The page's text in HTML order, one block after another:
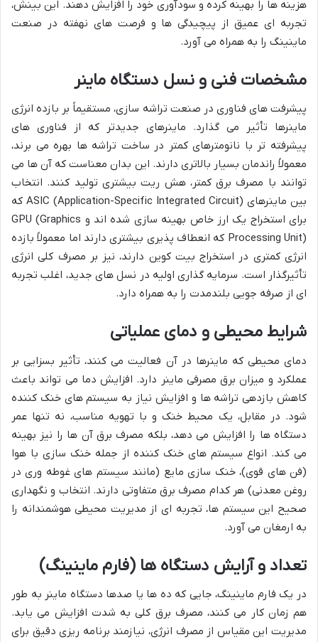
هزینه ها را بهینه کرده و سودآوری خود را افزایش دهند. این بینش،
تجربه ای عمیق از پیچیدگی ها و فرصت های نهفته در صنعت
ماینینگ را به همراه می آورد.
مشخصات فنی و نسل دستگاه ماینر
پیشرفت های فناوری در صنعت تراشه سازی، مستقیماً بر بازده انرژی
ماینرها تأثیر می گذارد. ماینرهای جدیدتر که از فناوری های
پیشرفته تر با نانومترهای کمتر در ساخت تراشه ها بهره می برند،
معمولاً راندمان بسیار بالاتری دارند. این بدان معناست که آن ها می
توانند با مصرف برق کمتر، هش ریت بیشتری تولید کنند. انتخاب
بین ماینرهای ASIC (Application-Specific Integrated Circuit) که
برای استخراج یک ارز خاص بهینه سازی شده اند و GPU (Graphics
Processing Unit) که انعطاف پذیری بیشتری دارند اما معمولاً بازده
انرژی کمتری در استخراج بیت کوین دارند، نیز بر مصرف کلی انرژی
تأثیرگذار است. سرمایه گذاری اولیه در نسل های جدید، اغلب تجربه
ای از صرفه جویی بلندمدت را به همراه دارد.
شرایط محیطی و دمای عملیاتی
دمای محیطی که ماینرها در آن فعالیت می کنند، تأثیر بسزایی بر
عملکرد و میزان برق مصرفی ماینر دارد. افزایش دما می تواند باعث
کاهش بازدهی تراشه ها و افزایش نیاز به سیستم های خنک کننده
شود. در مقابل، یک محیط خنک و با تهویه مناسب، نه تنها عمر
دستگاه ها را افزایش می دهد، بلکه مصرف برق آن ها را نیز بهینه
می کند. انواع سیستم های خنک کننده از جمله خنک سازی با هوا
(فن های قوی)، خنک سازی مایع (مانند سیستم های غوطه وری در
روغن معدنی) هر کدام مصرف برق متفاوتی دارند. انتخاب و نگهداری
صحیح این سیستم ها، تجربه ای از مدیریت محیطی هوشمندانه را
به ارمغان می آورد.
تعداد و آرایش دستگاه ها (فارم ماینینگ)
در یک فارم ماینینگ، جایی که ده ها یا صدها دستگاه ماینر به طور
هم زمان کار می کنند، مصرف برق کلی به شدت افزایش می یابد.
مدیریت این مقیاس از مصرف انرژی، نیازمند برنامه ریزی دقیق برای